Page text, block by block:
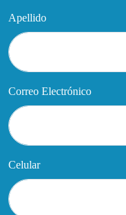
Apellido
Correo Electrónico
Celular